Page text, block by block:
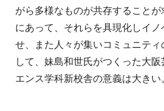
がら多様なものが共存すること
にあって、それらを具現化しイノ
せ、また人々が集いコミュニティ
して、妹島和世氏がつくった大
エンス学科新校舎の意義は大きい